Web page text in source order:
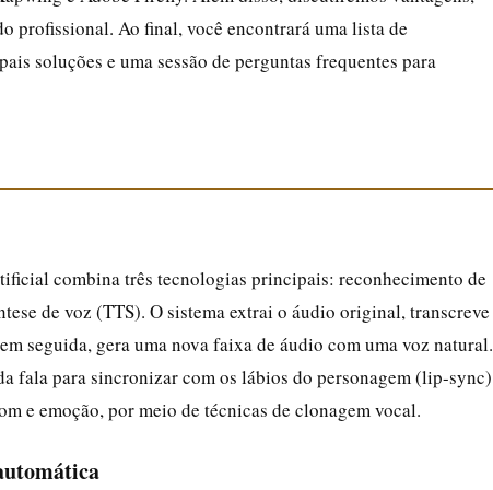
profissional. Ao final, você encontrará uma lista de
soluções e uma sessão de perguntas frequentes para
combina três tecnologias principais: reconhecimento de
de voz (TTS). O sistema extrai o áudio original, transcreve
seguida, gera uma nova faixa de áudio com uma voz natural.
fala para sincronizar com os lábios do personagem (lip-sync)
e emoção, por meio de técnicas de clonagem vocal.